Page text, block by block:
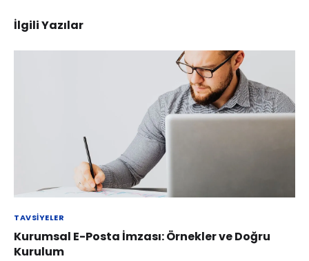
İlgili Yazılar
TAVSIYELER
Kurumsal E-Posta İmzası: Örnekler ve Doğru
Kurulum